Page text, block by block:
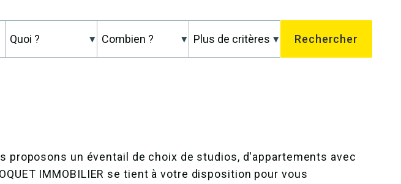
un éventail de choix de studios, d'appartements avec
IMMOBILIER se tient à votre disposition pour vous